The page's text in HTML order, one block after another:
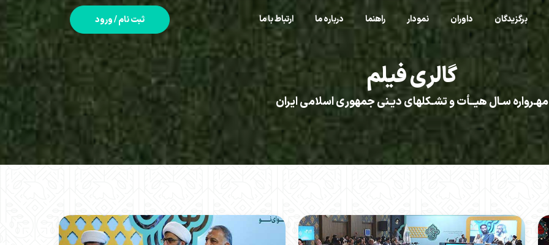
برگزیدگان داوران نمودار راهنما درباره ما ارتباط با ما ثبت نام / ورود
گالری فیلم
مهـرواره سـال هیــأت و تشـکلهای دیـنی جمهوری اسلامی ایران